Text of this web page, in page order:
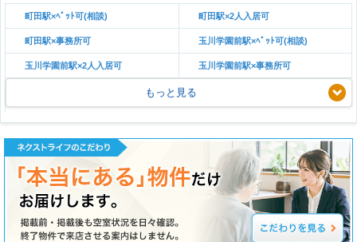
町田駅×ﾍﾟｯﾄ可(相談) 町田駅×2人入居可
町田駅×事務所可 玉川学園前駅×ﾍﾟｯﾄ可(相談)
玉川学園前駅×2人入居可 玉川学園前駅×事務所可
もっと見る